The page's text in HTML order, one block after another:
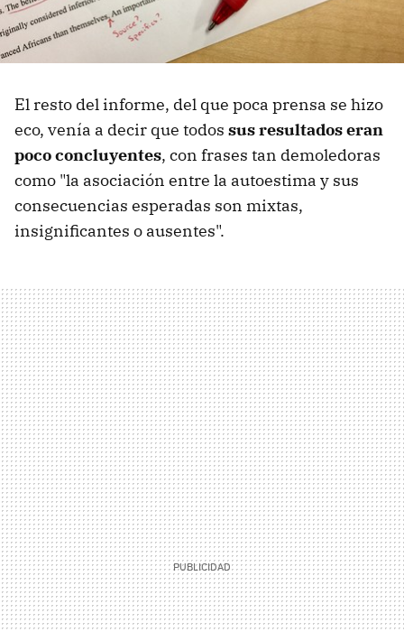
El resto del informe, del que poca prensa se hizo
eco, venía a decir que todos sus resultados eran
poco concluyentes, con frases tan demoledoras
como "la asociación entre la autoestima y sus
consecuencias esperadas son mixtas,
insignificantes o ausentes".